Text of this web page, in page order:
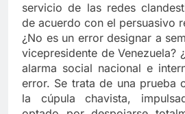
servicio de las redes
de acuerdo con el persuasivo
¿No es un error designar a
vicepresidente de Venezuela?
alarma social nacional e
error. Se trata de una prueba
la cúpula chavista,